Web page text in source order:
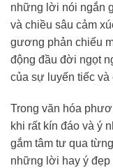
những lời nói ngắn
và chiều sâu cảm
gương phản chiếu
động đầu đời ngọt
của sự luyến tiếc và
Trong văn hóa
khi rất kín đáo và ý
gắm tâm tư qua
những lời hay ý đẹp